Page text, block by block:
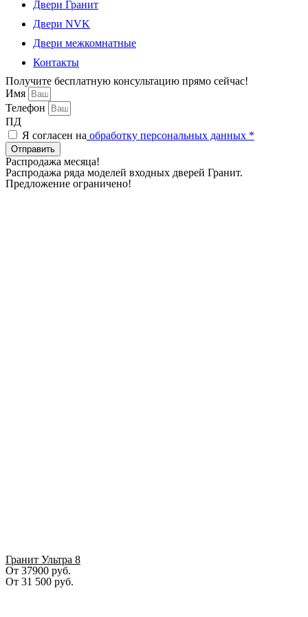
Двери Гранит
Двери NVK
Двери межкомнатные
Контакты
Получите бесплатную консультацию прямо сейчас!
Имя
Телефон
ПД
Я согласен на обработку персональных данных *
Отправить
Распродажа месяца!
Распродажа ряда моделей входных дверей Гранит.
Предложение ограничено!
Гранит Ультра 8
От 37900 руб.
От 31 500 руб.